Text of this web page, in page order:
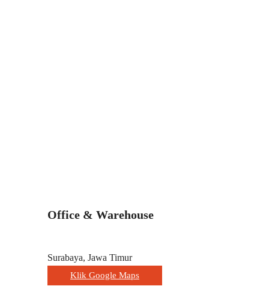
Office & Warehouse
Surabaya, Jawa Timur
Klik Google Maps